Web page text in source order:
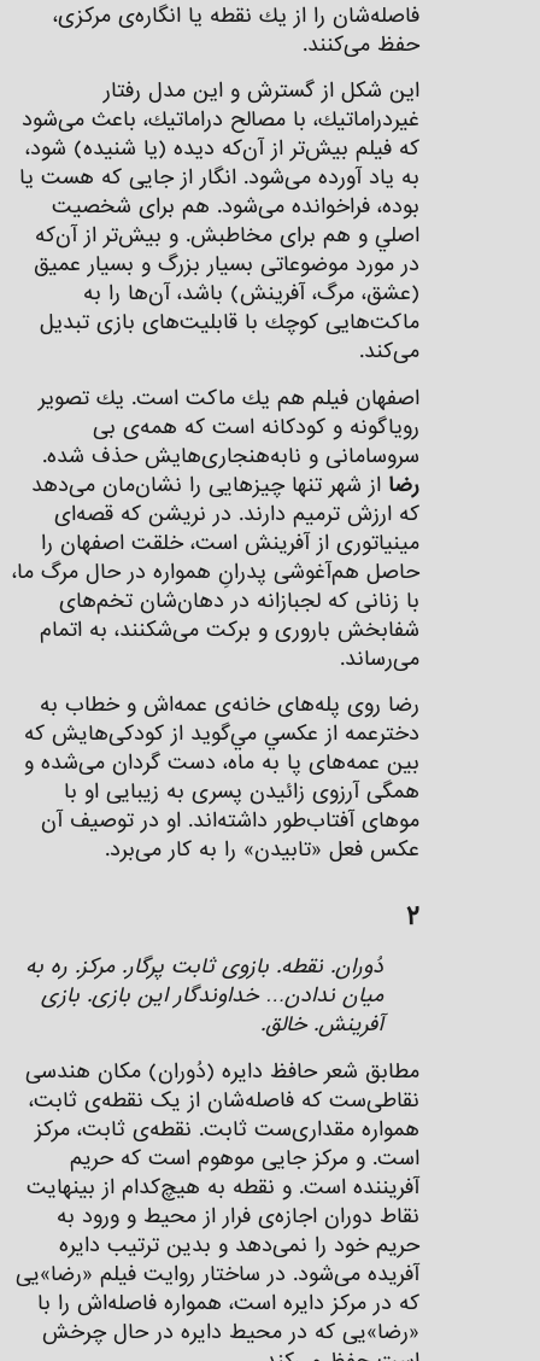
فاصله‌شان را از يك نقطه يا انگاره‌ی مركزی،
حفظ می‌کنند.
اين شكل از گسترش و اين مدل رفتار
غيردراماتيك، با مصالح دراماتيك، باعث می‌شود
كه فيلم بيش‌تر از آن‌كه ديده (يا شنيده) شود،
به ياد آورده می‌شود. انگار از جایی كه هست يا
بوده، فراخوانده می‌شود. هم برای شخصيت
اصلي و هم برای مخاطبش. و بيش‌تر از آن‌كه
در مورد موضوعاتی بسيار بزرگ و بسيار عميق
(عشق، مرگ، آفرينش) باشد، آن‌ها را به
ماكت‌هايی كوچك با قابليت‌های بازی تبديل
می‌کند.
اصفهان فيلم هم يك ماكت است. يك تصوير
روياگونه و كودكانه است كه همه‌ی بی
سروسامانی و نابه‌هنجاری‌هايش حذف شده.
رضا از شهر تنها چيزهایی را نشان‌مان می‌دهد
كه ارزش ترميم دارند. در نریشن که قصه‌ای
مینیاتوری از آفرینش است، خلقت اصفهان را
حاصل هم‌آغوشی پدرانِ همواره در حال مرگ ما،
با زنانی كه لجبازانه در دهان‌شان تخم‌های
شفابخش باروری و بركت می‌شکنند، به اتمام
می‌رساند.
رضا روی پله‌های خانه‌ی عمه‌اش و خطاب به
دخترعمه از عكسي مي‌گويد از کودکی‌هایش كه
بين عمه‌های پا به ماه، دست گردان می‌شده و
همگی آرزوی زائیدن پسری به زیبایی او با
موهای آفتاب‌طور داشته‌اند. او در توصيف آن
عكس فعل «تابیدن» را به کار می‌برد.
۲
دُوران. نقطه. بازوی ثابت پرگار. مرکز. ره به
میان ندادن… خداوندگار این بازی. بازی
آفرینش. خالق.
مطابق شعر حافظ دایره (دُوران) مکان هندسی
نقاطی‌ست که فاصله‌شان از یک نقطه‌‌ی ثابت،
همواره مقداری‌ست ثابت. نقطه‌ی ثابت، مرکز
است. و مرکز جایی موهوم است که حریم
آفریننده است. و نقطه به هیچ‌کدام از بینهایت
نقاط دوران اجازه‌ی فرار از محیط و ورود به
حریم خود را نمی‌دهد و بدین ترتیب دایره
آفریده می‌شود. در ساختار روايت فیلم «رضا»یی
که در مرکز دایره است، همواره فاصله‌اش را با
«رضا»یی که در محیط دایره در حال چرخش